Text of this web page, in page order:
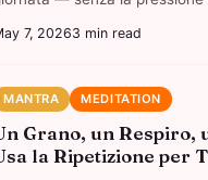
7, 20263 min read
MANTRA MEDITATION
Grano, un Respiro,
la Ripetizione per